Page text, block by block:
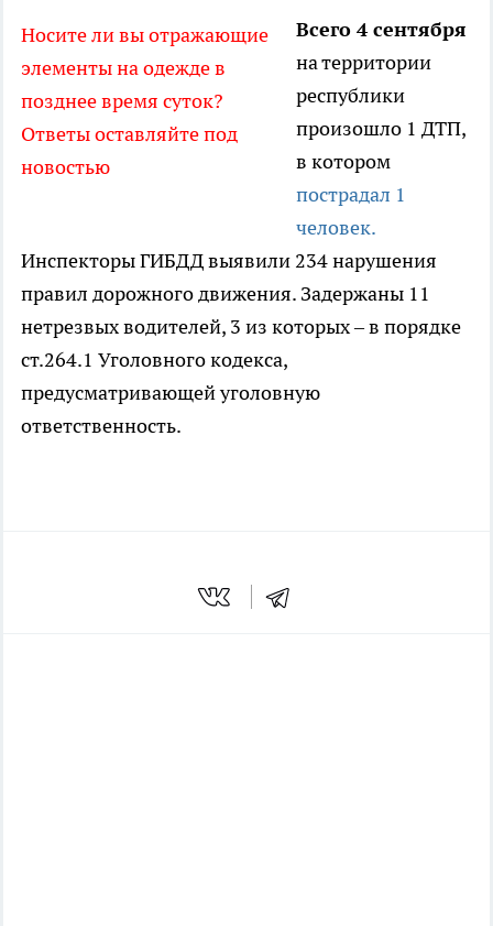
Носите ли вы отражающие
элементы на одежде в
позднее время суток?
Ответы оставляйте под
новостью
Всего 4 сентября
на территории
республики
произошло 1 ДТП,
в котором
пострадал 1
человек.
Инспекторы ГИБДД выявили 234 нарушения
правил дорожного движения. Задержаны 11
нетрезвых водителей, 3 из которых – в порядке
ст.264.1 Уголовного кодекса,
предусматривающей уголовную
ответственность.